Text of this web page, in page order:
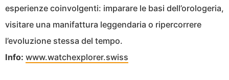
esperienze coinvolgenti: imparare le basi dell’orologeria,
visitare una manifattura leggendaria o ripercorrere
l’evoluzione stessa del tempo.
Info: www.watchexplorer.swiss